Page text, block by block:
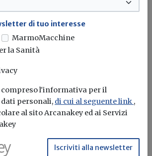
newsletter di
sulle ultime
di efficienza
sostenibilità edile
di tuo interesse
MarmoMacchine
la Sanità
l'informativa per il
personali, di cui al seguente link ,
al sito Arcanakey ed ai Servizi
Iscriviti alla newsletter